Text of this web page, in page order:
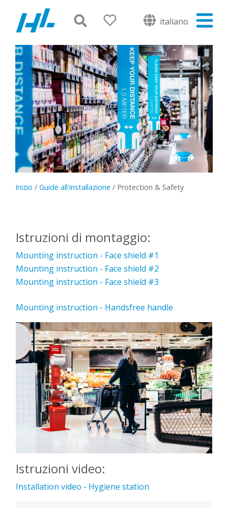
italiano
Inizio / Guide all'installazione / Protection & Safety
Istruzioni di montaggio:
Mounting instruction - Face shield #1
Mounting instruction - Face shield #2
Mounting instruction - Face shield #3
Mounting instruction - Handsfree handle
Istruzioni video:
Installation video - Hygiene station